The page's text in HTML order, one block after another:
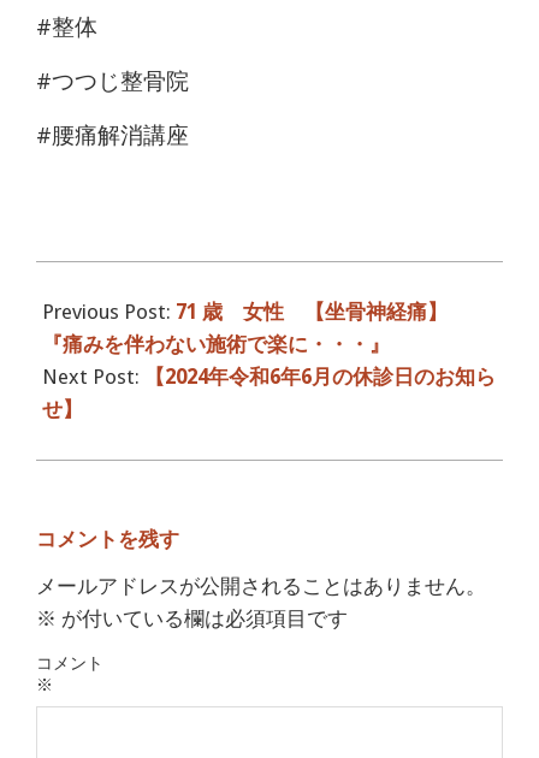
#整体
#つつじ整骨院
#腰痛解消講座
05-
09
Previous Post: 71 歳 女性 【坐骨神経痛】
『痛みを伴わない施術で楽に・・・』
Next Post:
【2024年令和6年6月の休診日のお知ら
せ】
コメントを残す
メールアドレスが公開されることはありません。
※ が付いている欄は必須項目です
コメント
※